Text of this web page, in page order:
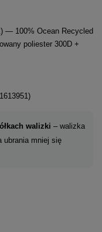
— 100% Ocean Recycled
poliester 300D +
walizki – walizka
ubrania mniej się